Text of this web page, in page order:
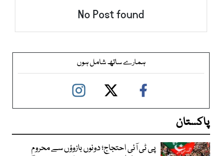
No Post found
ہمارے ساتھ شامل ہوں
پاکستان
پی ٹی آئی احتجاج؛ دونوں بازوؤں سے محروم